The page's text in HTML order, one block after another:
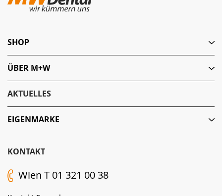
KONTAKT
Wien T 01 321 00 38
SHOP
ÜBER M+W
AKTUELLES
EIGENMARKE